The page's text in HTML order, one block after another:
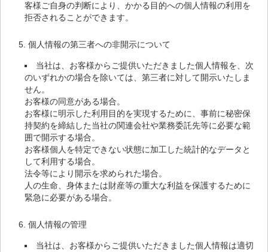
客様ご自身の判断により、かかる目的への個人情報の利用を
拒否されることができます。
個人情報の第三者への非開示について
当社は、お客様からご提供いただきました個人情報を、次
のいずれかの場合を除いては、第三者に対して開示いたしま
せん。
お客様の同意がある場合。
お客様に明示した利用目的を実現するために、事前に秘密保
持契約を締結した当社の関連会社や業務委託先等に必要な範
囲で開示する場合。
お客様個人を特定できない状態に加工した統計的なデータと
して利用する場合。
法令等により開示を求められた場合。
人の生命、身体または財産等の重大な利益を保護するために
緊急に必要がある場合。
個人情報の管理
当社は、お客様からご提供いただきました個人情報は適切